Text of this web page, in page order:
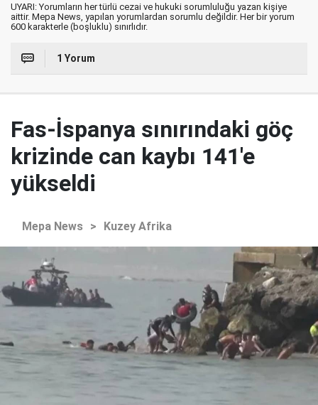
UYARI: Yorumların her türlü cezai ve hukuki sorumluluğu yazan kişiye
aittir. Mepa News, yapılan yorumlardan sorumlu değildir. Her bir yorum
600 karakterle (boşluklu) sınırlıdır.
1 Yorum
Fas-İspanya sınırındaki göç
krizinde can kaybı 141'e
yükseldi
Mepa News > Kuzey Afrika